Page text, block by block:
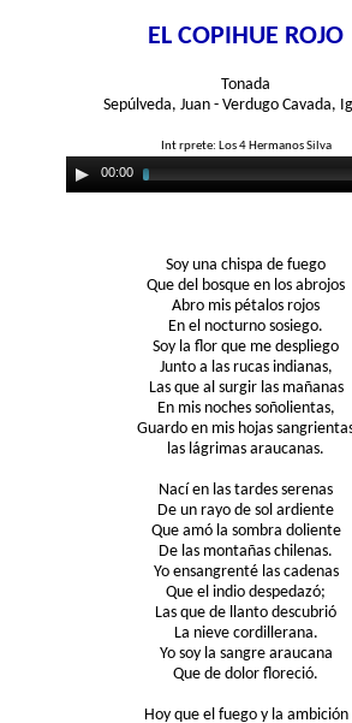
EL COPIHUE ROJO
Tonada
Sepúlveda, Juan - Verdugo Cavada,
Int rprete: Los 4 Hermanos Silva
00:00
Soy una chispa de fuego
Que del bosque en los abrojos
Abro mis pétalos rojos
En el nocturno sosiego.
Soy la flor que me despliego
Junto a las rucas indianas,
Las que al surgir las mañanas
En mis noches soñolientas,
Guardo en mis hojas
las lágrimas araucanas.
Nací en las tardes serenas
De un rayo de sol ardiente
Que amó la sombra doliente
De las montañas chilenas.
Yo ensangrenté las cadenas
Que el indio despedazó;
Las que de llanto descubrió
La nieve cordillerana.
Yo soy la sangre araucana
Que de dolor floreció.
Hoy que el fuego y la ambición